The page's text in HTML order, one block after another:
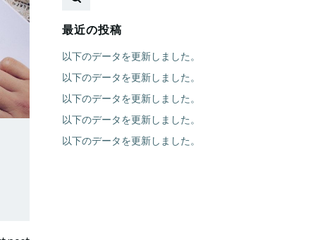
最近の投稿
以下のデータを更新しました。
以下のデータを更新しました。
以下のデータを更新しました。
以下のデータを更新しました。
以下のデータを更新しました。